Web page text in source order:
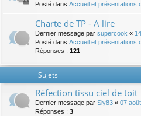
Posté dans Accueil et présentations
Charte de TP - A lire
Dernier message par supercook «
Posté dans Accueil et présentations
Réponses : 121
Sujets
Réfection tissu ciel de toit
Dernier message par Sly83 « 07
Réponses : 3